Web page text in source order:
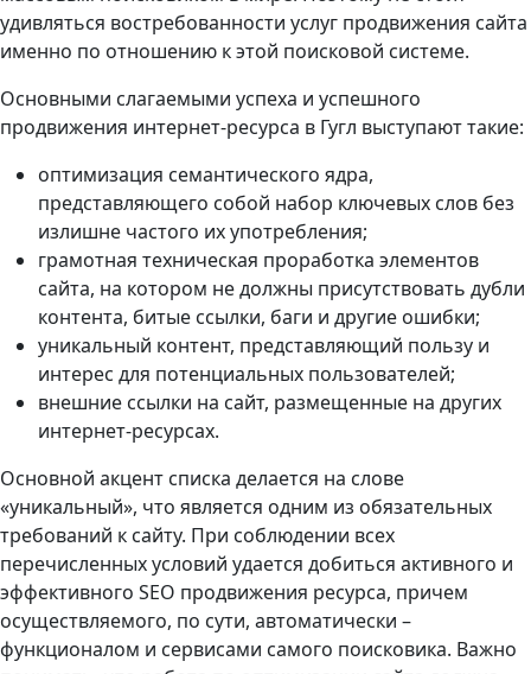
удивляться востребованности услуг продвижения сайта
именно по отношению к этой поисковой системе.
Основными слагаемыми успеха и успешного
продвижения интернет-ресурса в Гугл выступают такие:
оптимизация семантического ядра,
представляющего собой набор ключевых слов без
излишне частого их употребления;
грамотная техническая проработка элементов
сайта, на котором не должны присутствовать дубли
контента, битые ссылки, баги и другие ошибки;
уникальный контент, представляющий пользу и
интерес для потенциальных пользователей;
внешние ссылки на сайт, размещенные на других
интернет-ресурсах.
Основной акцент списка делается на слове
«уникальный», что является одним из обязательных
требований к сайту. При соблюдении всех
перечисленных условий удается добиться активного и
эффективного SEO продвижения ресурса, причем
осуществляемого, по сути, автоматически –
функционалом и сервисами самого поисковика. Важно